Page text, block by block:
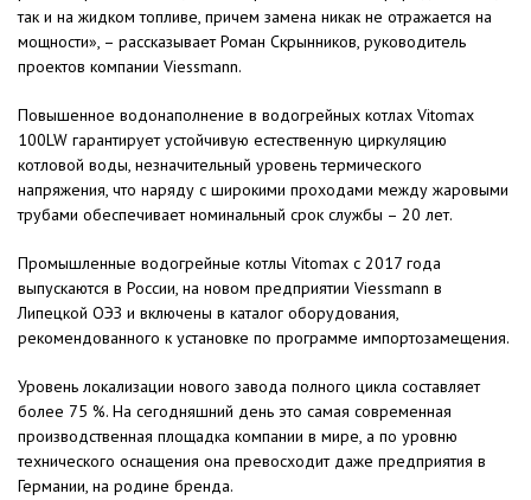
так и на жидком топливе, причем замена никак не отражается на
мощности», – рассказывает Роман Скрынников, руководитель
проектов компании Viessmann.
Повышенное водонаполнение в водогрейных котлах Vitomax
100LW гарантирует устойчивую естественную циркуляцию
котловой воды, незначительный уровень термического
напряжения, что наряду с широкими проходами между жаровыми
трубами обеспечивает номинальный срок службы – 20 лет.
Промышленные водогрейные котлы Vitomax с 2017 года
выпускаются в России, на новом предприятии Viessmann в
Липецкой ОЭЗ и включены в каталог оборудования,
рекомендованного к установке по программе импортозамещения.
Уровень локализации нового завода полного цикла составляет
более 75 %. На сегодняшний день это самая современная
производственная площадка компании в мире, а по уровню
технического оснащения она превосходит даже предприятия в
Германии, на родине бренда.